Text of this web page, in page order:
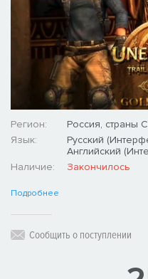
Регион:
Россия, страны
Язык:
Русский
Английский
Наличие:
Закончилось
Подробнее
Сообщить о поступлении